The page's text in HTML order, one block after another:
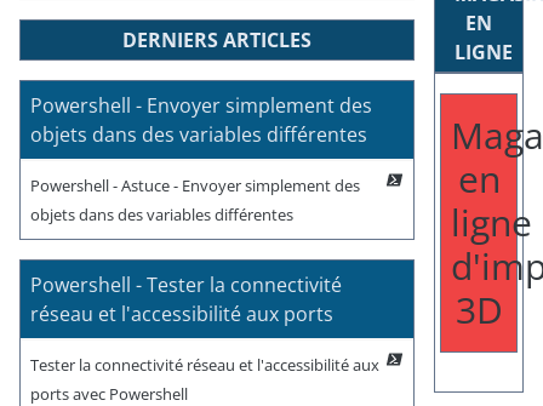
DERNIERS ARTICLES
Powershell - Envoyer simplement des
objets dans des variables différentes
Powershell - Astuce - Envoyer simplement des
objets dans des variables différentes
Powershell - Tester la connectivité
réseau et l'accessibilité aux ports
Tester la connectivité réseau et l'accessibilité aux
ports avec Powershell
EN
LIGNE
en
ligne
3D